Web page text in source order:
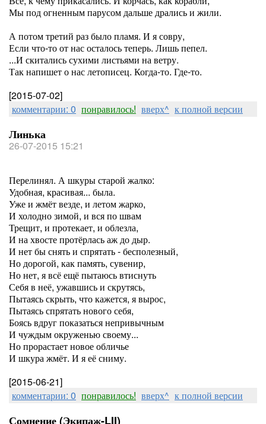
Мы под огненным парусом дальше дрались и жили.
А потом третий раз было пламя. И я совру,
Если что-то от нас осталось теперь. Лишь пепел.
...И скитались сухими листьями на ветру.
Так напишет о нас летописец. Когда-то. Где-то.
[2015-07-02]
комментарии: 0 понравилось! вверх^ к полной версии
Линька
26-07-2015 15:21
Перелинял. А шкуры старой жалко:
Удобная, красивая... была.
Уже и жмёт везде, и летом жарко,
И холодно зимой, и вся по швам
Трещит, и протекает, и облезла,
И на хвосте протёрлась аж до дыр.
И нет бы снять и спрятать - бесполезный,
Но дорогой, как память, сувенир,
Но нет, я всё ещё пытаюсь втиснуть
Себя в неё, ужавшись и скрутясь,
Пытаясь скрыть, что кажется, я вырос,
Пытаясь спрятать нового себя,
Боясь вдруг показаться непривычным
И чуждым окруженью своему...
Но прорастает новое обличье
И шкура жмёт. И я её сниму.
[2015-06-21]
комментарии: 0 понравилось! вверх^ к полной версии
Сомнение (Экипаж-LII)